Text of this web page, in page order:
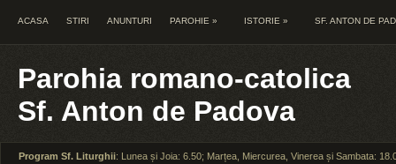
ACASA STIRI ANUNTURI PAROHIE » ISTORIE » SF. ANTON DE
Parohia romano-catolica
Sf. Anton de Padova
Program Sf. Liturghii: Lunea și Joia: 6.50; Marțea, Miercurea, Vinerea și Sambata: